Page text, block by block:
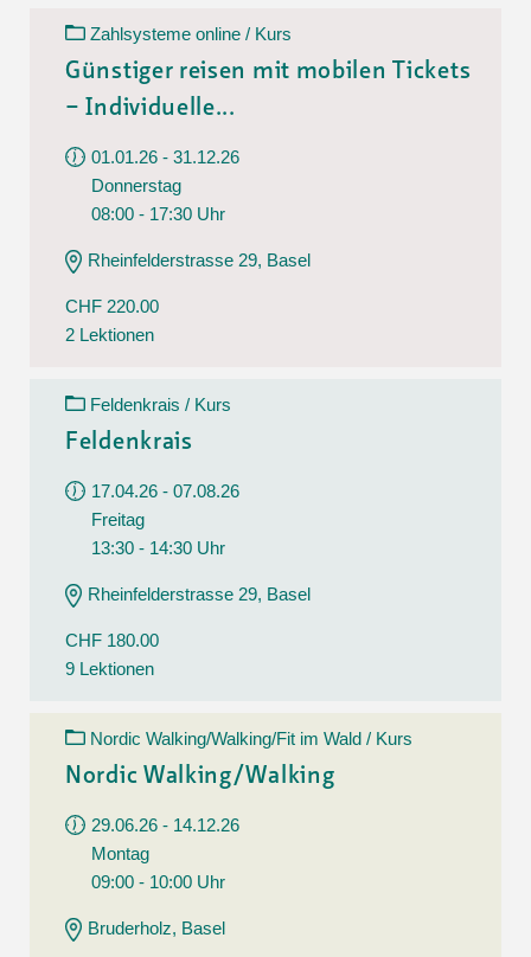
Zahlsysteme online / Kurs
Günstiger reisen mit mobilen Tickets
– Individuelle...
01.01.26 - 31.12.26
Donnerstag
08:00 - 17:30 Uhr
Rheinfelderstrasse 29, Basel
CHF 220.00
2 Lektionen
Feldenkrais / Kurs
Feldenkrais
17.04.26 - 07.08.26
Freitag
13:30 - 14:30 Uhr
Rheinfelderstrasse 29, Basel
CHF 180.00
9 Lektionen
Nordic Walking/Walking/Fit im Wald / Kurs
Nordic Walking/Walking
29.06.26 - 14.12.26
Montag
09:00 - 10:00 Uhr
Bruderholz, Basel